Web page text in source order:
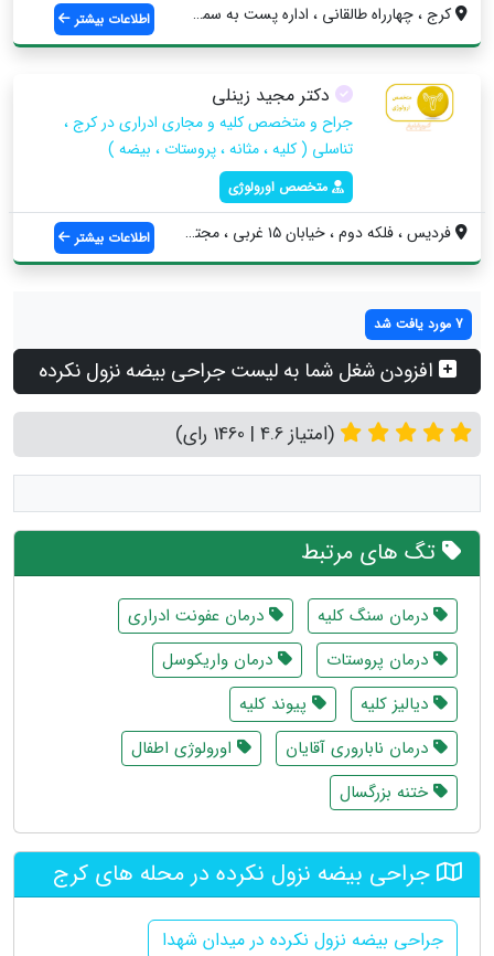
کرج ، چهارراه طالقانی ، اداره پست به سمت... اطلاعات بیشتر
دکتر مجید زینلی
جراح و متخصص کلیه و مجاری ادراری در کرج ،
تناسلی ( کلیه ، مثانه ، پروستات ، بیضه )
متخصص اورولوژی
فردیس ، فلکه دوم ، خیابان ۱۵ غربی ، مجتم... اطلاعات بیشتر
7 مورد یافت شد
افزودن شغل شما به لیست جراحی بیضه نزول نکرده
(امتیاز 4.6 | 1460 رای)
تگ های مرتبط
درمان سنگ کلیه
درمان عفونت ادراری
درمان پروستات
درمان واریکوسل
دیالیز کلیه
پیوند کلیه
درمان ناباروری آقایان
اورولوژی اطفال
ختنه بزرگسال
جراحی بیضه نزول نکرده در محله های کرج
جراحی بیضه نزول نکرده در میدان شهدا